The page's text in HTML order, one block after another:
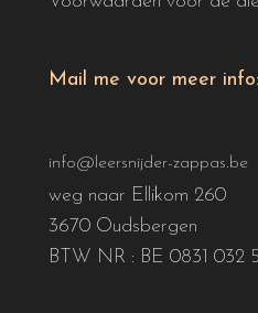
Mail me voor meer info:
info@leersnijder-zappas.be
weg naar Ellikom 260
3670 Oudsbergen
BTW NR : BE 0831 032